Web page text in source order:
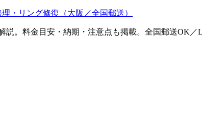
・リング修復（大阪／全国郵送）
。料金目安・納期・注意点も掲載。全国郵送OK／